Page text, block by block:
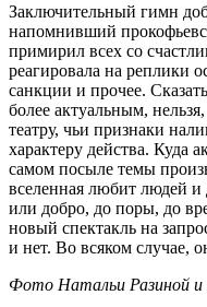
Заключительный гимн
напомнивший
примирил всех со
реагировала на реплики
санкции и прочее.
более актуальным,
театру, чьи признаки
характеру действа. Куда
самом посыле темы
вселенная любит людей и
или добро, до поры, до
новый спектакль на
и нет. Во всяком случае,
Фото Натальи Разиной и